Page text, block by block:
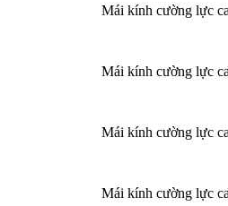
Mái kính cường lực
Mái kính cường lực
Mái kính cường lực
Mái kính cường lực